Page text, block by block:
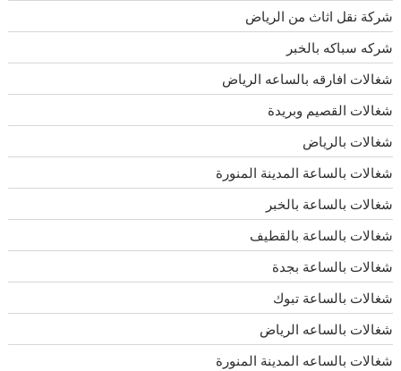
شركة نقل اثاث من الرياض
شركه سباكه بالخبر
شغالات افارقه بالساعه الرياض
شغالات القصيم وبريدة
شغالات بالرياض
شغالات بالساعة المدينة المنورة
شغالات بالساعة بالخبر
شغالات بالساعة بالقطيف
شغالات بالساعة بجدة
شغالات بالساعة تبوك
شغالات بالساعه الرياض
شغالات بالساعه المدينة المنورة